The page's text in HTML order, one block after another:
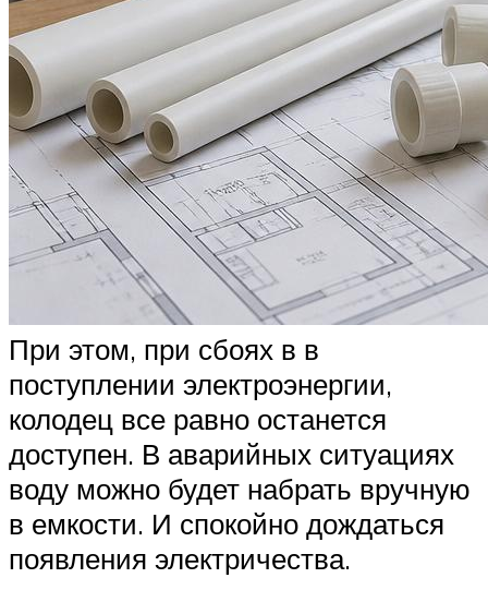
При этом, при сбоях в в
поступлении электроэнергии,
колодец все равно останется
доступен. В аварийных ситуациях
воду можно будет набрать вручную
в емкости. И спокойно дождаться
появления электричества.